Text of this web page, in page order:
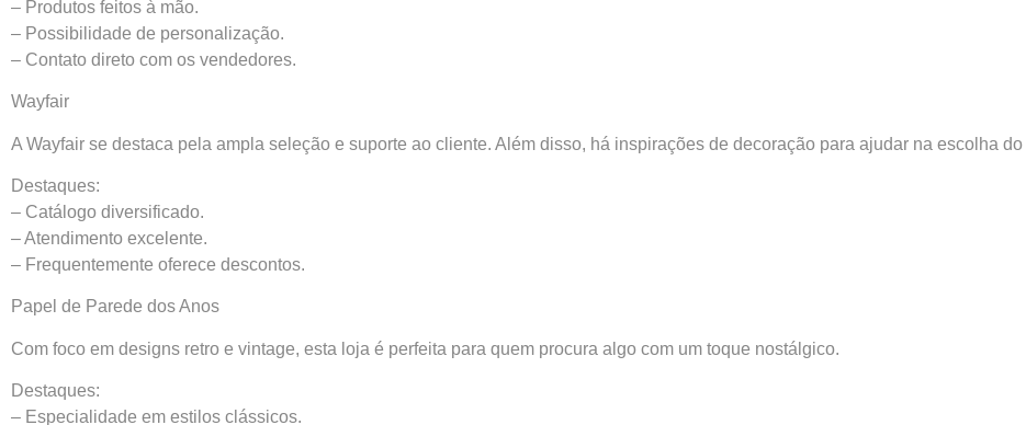
– Produtos feitos à mão.
– Possibilidade de personalização.
– Contato direto com os vendedores.
Wayfair
A Wayfair se destaca pela ampla seleção e suporte ao cliente. Além disso, há inspirações de decoração para ajudar na escolha
Destaques:
– Catálogo diversificado.
– Atendimento excelente.
– Frequentemente oferece descontos.
Papel de Parede dos Anos
Com foco em designs retro e vintage, esta loja é perfeita para quem procura algo com um toque nostálgico.
Destaques:
– Especialidade em estilos clássicos.